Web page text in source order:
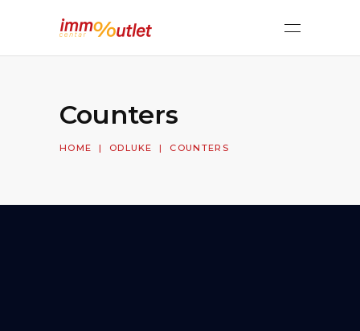
Counters
HOME | ODLUKE | COUNTERS